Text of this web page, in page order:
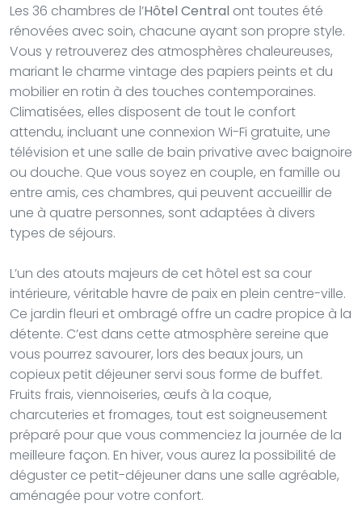
Les 36 chambres de l’Hôtel Central ont toutes été
rénovées avec soin, chacune ayant son propre style.
Vous y retrouverez des atmosphères chaleureuses,
mariant le charme vintage des papiers peints et du
mobilier en rotin à des touches contemporaines.
Climatisées, elles disposent de tout le confort
attendu, incluant une connexion Wi-Fi gratuite, une
télévision et une salle de bain privative avec baignoire
ou douche. Que vous soyez en couple, en famille ou
entre amis, ces chambres, qui peuvent accueillir de
une à quatre personnes, sont adaptées à divers
types de séjours.
L’un des atouts majeurs de cet hôtel est sa cour
intérieure, véritable havre de paix en plein centre-ville.
Ce jardin fleuri et ombragé offre un cadre propice à la
détente. C’est dans cette atmosphère sereine que
vous pourrez savourer, lors des beaux jours, un
copieux petit déjeuner servi sous forme de buffet.
Fruits frais, viennoiseries, œufs à la coque,
charcuteries et fromages, tout est soigneusement
préparé pour que vous commenciez la journée de la
meilleure façon. En hiver, vous aurez la possibilité de
déguster ce petit-déjeuner dans une salle agréable,
aménagée pour votre confort.